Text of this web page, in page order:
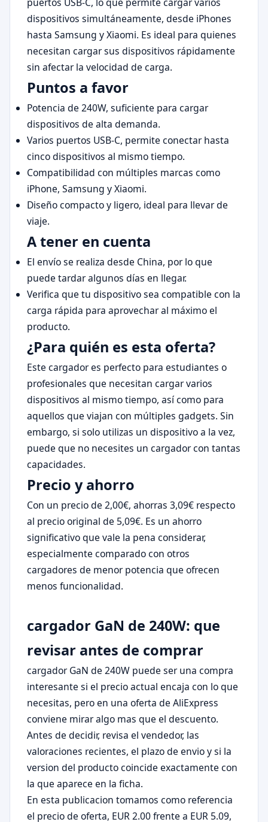
dispositivos simultáneamente, desde iPhones
hasta Samsung y Xiaomi. Es ideal para quienes
necesitan cargar sus dispositivos rápidamente
sin afectar la velocidad de carga.
Puntos a favor
Potencia de 240W, suficiente para cargar
dispositivos de alta demanda.
Varios puertos USB-C, permite conectar hasta
cinco dispositivos al mismo tiempo.
Compatibilidad con múltiples marcas como
iPhone, Samsung y Xiaomi.
Diseño compacto y ligero, ideal para llevar de
viaje.
A tener en cuenta
El envío se realiza desde China, por lo que
puede tardar algunos días en llegar.
Verifica que tu dispositivo sea compatible con la
carga rápida para aprovechar al máximo el
producto.
¿Para quién es esta oferta?
Este cargador es perfecto para estudiantes o
profesionales que necesitan cargar varios
dispositivos al mismo tiempo, así como para
aquellos que viajan con múltiples gadgets. Sin
embargo, si solo utilizas un dispositivo a la vez,
puede que no necesites un cargador con tantas
capacidades.
Precio y ahorro
Con un precio de 2,00€, ahorras 3,09€ respecto
al precio original de 5,09€. Es un ahorro
significativo que vale la pena considerar,
especialmente comparado con otros
cargadores de menor potencia que ofrecen
menos funcionalidad.
cargador GaN de 240W: que
revisar antes de comprar
cargador GaN de 240W puede ser una compra
interesante si el precio actual encaja con lo que
necesitas, pero en una oferta de AliExpress
conviene mirar algo mas que el descuento.
Antes de decidir, revisa el vendedor, las
valoraciones recientes, el plazo de envio y si la
version del producto coincide exactamente con
la que aparece en la ficha.
En esta publicacion tomamos como referencia
el precio de oferta, EUR 2.00 frente a EUR 5.09,